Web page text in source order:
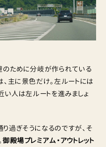
のために分岐が作られている
主に景色だけ。左ルートには
い人は左ルートを進みましょ
過ぎそうになるのですが、そ
御殿場プレミアム・アウトレット